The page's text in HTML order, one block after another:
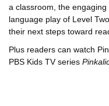
a classroom, the
language play of Level
their next steps toward
Plus readers can watch
PBS Kids TV series